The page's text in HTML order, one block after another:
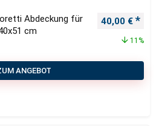
Abdeckung für
cm
40,00 €
11%
ANGEBOT